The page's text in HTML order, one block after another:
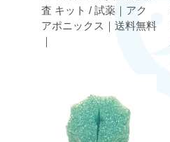
査 キット / 試薬｜アク
アポニックス｜送料無料
｜